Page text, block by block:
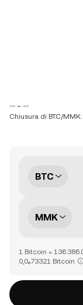
-- ~ --
Chiusura di BTC/
BTC
MMK
1 Bitcoin =
0,0₈73321 Bitcoin